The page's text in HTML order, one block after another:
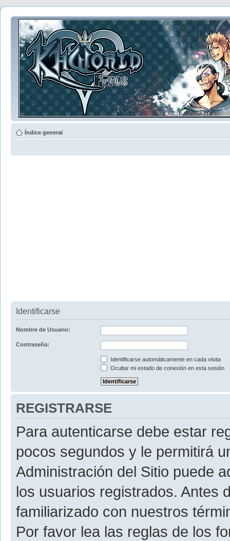
Índice general
Identificarse
Nombre de Usuario:
Contraseña:
Identificarse automáticamente en cada visita
Ocultar mi estado de conexión en esta sesión
REGISTRARSE
Para autenticarse debe estar
pocos segundos y le permitirá
Administración del Sitio puede
los usuarios registrados. Antes
familiarizado con nuestros
Por favor lea las reglas de los